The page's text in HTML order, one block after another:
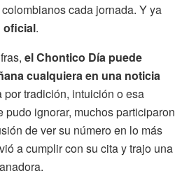
cada jornada. Y ya
oficial.
el Chontico Día puede
cualquiera en una noticia
por tradición, intuición o esa
pudo ignorar, muchos participaron
de ver su número en lo más
a cumplir con su cita y trajo una